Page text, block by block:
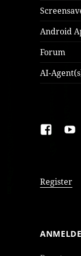
Android
Forum
AI-
Register